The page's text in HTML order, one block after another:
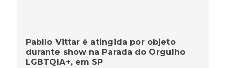
Pabllo Vittar é atingida por objeto
durante show na Parada do Orgulho
LGBTQIA+, em SP